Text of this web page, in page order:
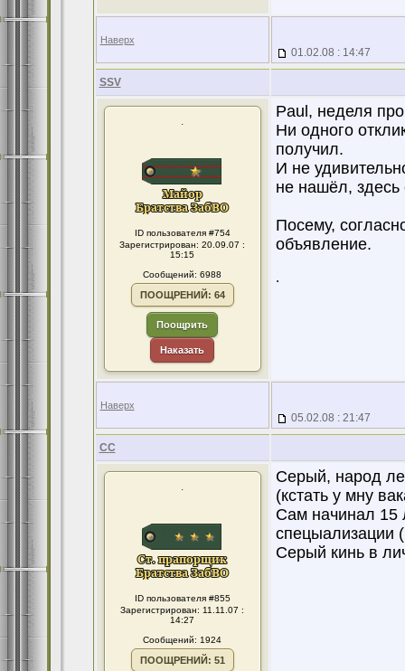
Наверх
01.02.08 : 14:47
SSV
.
ID пользователя #754
Зарегистрирован: 20.09.07 :
15:15
Сообщений: 6988
ПООЩРЕНИЙ: 64
Поощрить
Наказать
Paul, неделя
Ни одного
получил.
И не
не нашёл,
Посему,
объявление.
.
Наверх
05.02.08 : 21:47
CC
.
ID пользователя #855
Зарегистрирован: 11.11.07 :
14:27
Сообщений: 1924
ПООЩРЕНИЙ: 51
Серый, народ
(кстать у мну
Сам начинал 15
спецыализации
Серый кинь в